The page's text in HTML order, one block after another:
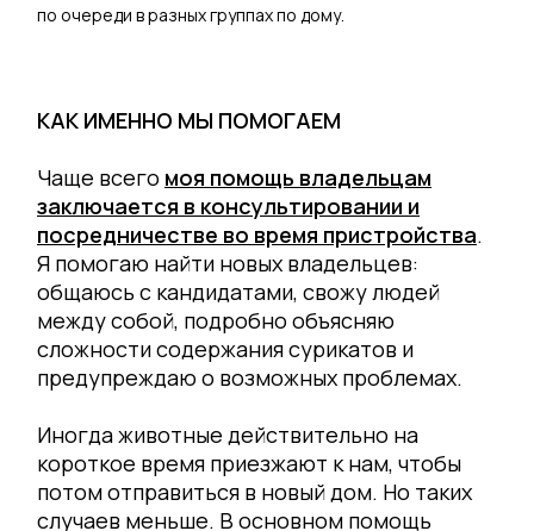
по очереди в разных группах по дому.
КАК ИМЕННО МЫ ПОМОГАЕМ
Чаще всего моя помощь владельцам
заключается в консультировании и
посредничестве во время пристройства.
Я помогаю найти новых владельцев:
общаюсь с кандидатами, свожу людей
между собой, подробно объясняю
сложности содержания сурикатов и
предупреждаю о возможных проблемах.
Иногда животные действительно на
короткое время приезжают к нам, чтобы
потом отправиться в новый дом. Но таких
случаев меньше. В основном помощь